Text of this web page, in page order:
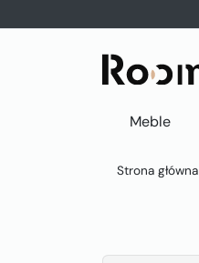
Meble
Strona główna